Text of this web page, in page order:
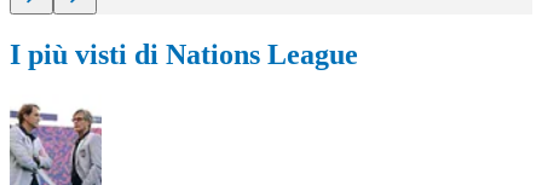
I più visti di Nations League